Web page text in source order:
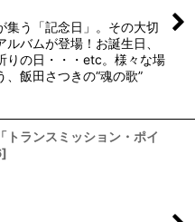
集う「記念日」。その大切
バムが登場！お誕生日、
りの日・・・etc。様々な場
、飯田さつきの“魂の歌”
トランスミッション・ポイ
]